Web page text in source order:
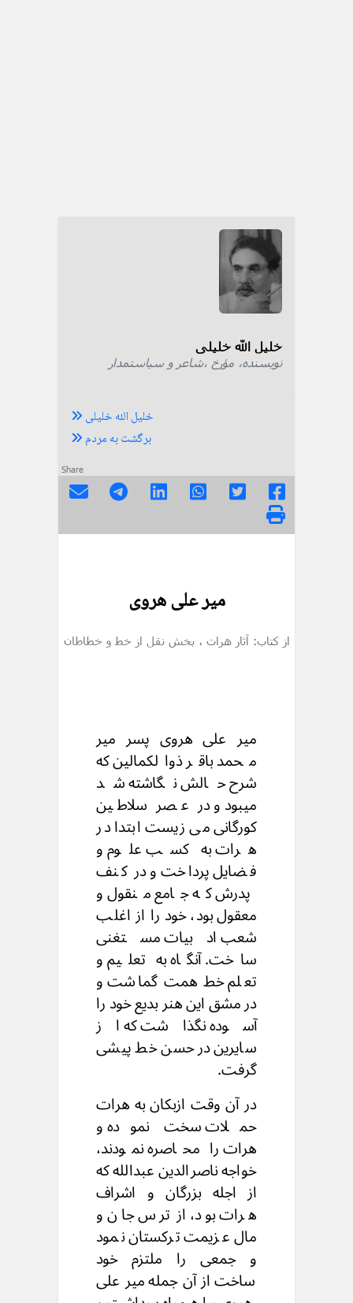
خلیل الله خلیلی
نویسنده، مؤرخ ،شاعر و سیاستمدار
خلیل الله خلیلی
برگشت به مردم
Share
میر علی هروی
از کتاب: آثار هرات ، بخش نقل از خط و خطاطان
میر علی هروی پسر میر
محمد باقر ذوالکمالین که
شرح حالش نگاشته شد
میبود و در عصر سلاطین
کورگانی می زیست ابتدا در
هرات به کسب علوم و
فضایل پرداخت و در کنف
پدرش که جامع منقول و
معقول بود، خود را از اغلب
شعب ادبیات مستغنی
ساخت. آنگاه به تعلیم و
تعلم خط همت گماشت و
در مشق این هنر بدیع خود را
آسوده نگذاشت که از
سایرین در حسن خط پیشی
گرفت.
در آن وقت ازبکان به هرات
حملات سخت نموده و
هرات را محاصره نمودند،
خواجه ناصرالدین عبدالله که
از اجله بزرگان و اشراف
هرات بود، از ترس جان و
مال عزیمت ترکستان نمود
و جمعی را ملتزم خود
ساخت از آن جمله میر علی